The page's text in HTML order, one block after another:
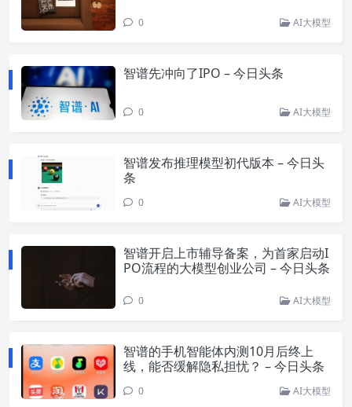
0 AI大模型
智谱先冲向了IPO – 今日头条
0 AI大模型
智谱发布推理模型初代版本 – 今日头
条
0 AI大模型
智谱开启上市辅导备案，为首家启动I
PO流程的大模型创业公司 – 今日头条
0 AI大模型
智谱的手机智能体内测10月后终上
线，能否缓解隐私担忧？ – 今日头条
0 AI大模型